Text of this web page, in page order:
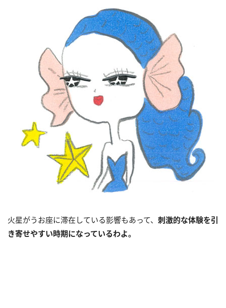
火星がうお座に滞在している影響もあって、 刺激的な体験を引
き寄せやすい時期になっているわよ。